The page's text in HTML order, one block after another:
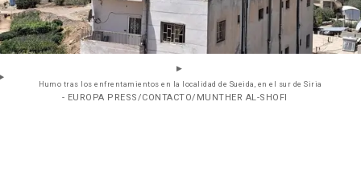
Humo tras los enfrentamientos en la localidad de Sueida, en el sur de Siria
- EUROPA PRESS/CONTACTO/MUNTHER AL-SHOFI